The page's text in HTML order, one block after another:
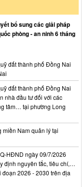
bổ sung các giải pháp
phòng - an ninh 6 tháng
đất thành phố Đồng Nai
đất thành phố Đồng Nai
nhà đầu tư đối với các
tâm… tại phường Long
miền Nam quản lý tại
HĐND ngày 09/7/2026
định nguyên tắc, tiêu chí,…
2026 - 2030 trên địa